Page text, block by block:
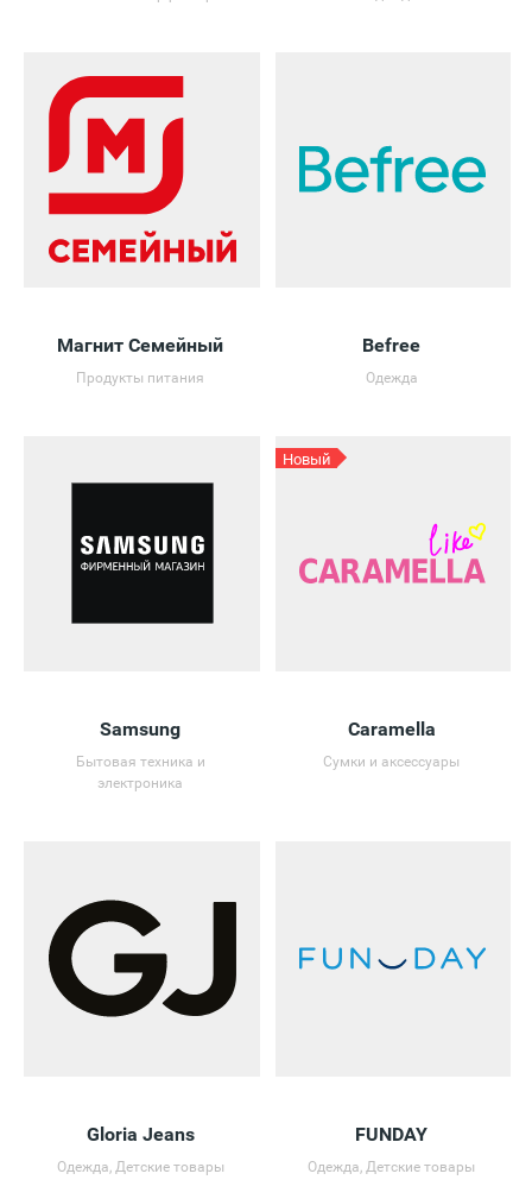
Магнит Семейный
Продукты питания
Befree
Одежда
Samsung
Бытовая техника и
электроника
Caramella
Сумки и аксессуары
Новый
Gloria Jeans
Одежда, Детские товары
FUNDAY
Одежда, Детские товары